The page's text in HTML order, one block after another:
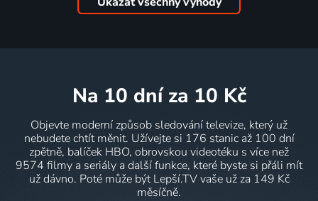
na 10 dní za 10 Kč
Objevte moderní způsob sledování televize, který už
nebudete chtít měnit. Užívejte si 176 stanic až 100 dní
zpětně, balíček HBO, obrovskou videotéku s více než
9574 filmy a seriály a další funkce, které byste si přáli mít
už dávno. Poté může být Lepší.TV vaše už za 149 Kč
měsíčně.